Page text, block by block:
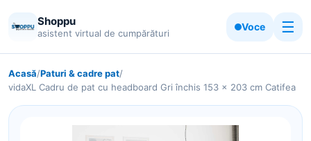
Shoppu
asistent virtual de cumpărături
Voce ☰
Acasă/Paturi & cadre pat/
vidaXL Cadru de pat cu headboard Gri închis 153 x 203 cm Catifea